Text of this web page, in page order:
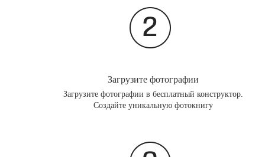
Загрузите фотографии
Загрузите фотографии в бесплатный конструктор.
Создайте уникальную фотокнигу